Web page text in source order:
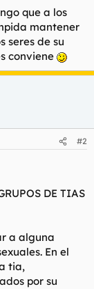
que a los
mantener
seres de su
conviene
#2
DE TIAS
a alguna
En el
tia,
por su